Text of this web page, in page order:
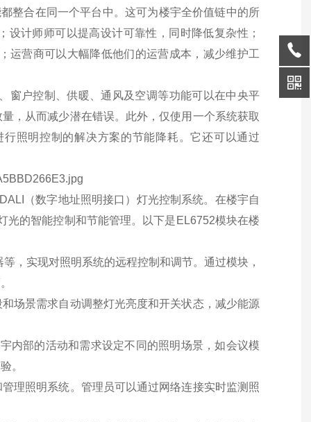
整合在同一个平台中。这可为楼宇全价值链中的所
计师师可以提高设计可靠性，同时降低复杂性；
运营商可以大幅降低他们的运营成本，减少维护工
窗户控制、供暖、通风及空调等功能可以在中央平
，从而减少潜在错误。此外，仅使用一个系统获取
照明控制的解决方案的节能降耗。它还可以通过
（数字地址照明接口）灯光控制系统。在楼宇自
光的智能控制和节能管理。以下是EL6752模块在楼
，实现对照明系统的远程控制和调节。通过模块，
场景需求自动调整灯光亮度和开关状态，减少能源
内部的活动和需求设定不同的照明场景，如会议模
。
理照明系统。管理员可以通过网络连接实时监测照